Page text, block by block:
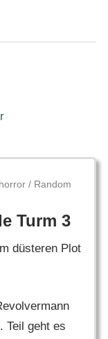
horror / Random
Turm 3
düsteren Plot
Teil geht es